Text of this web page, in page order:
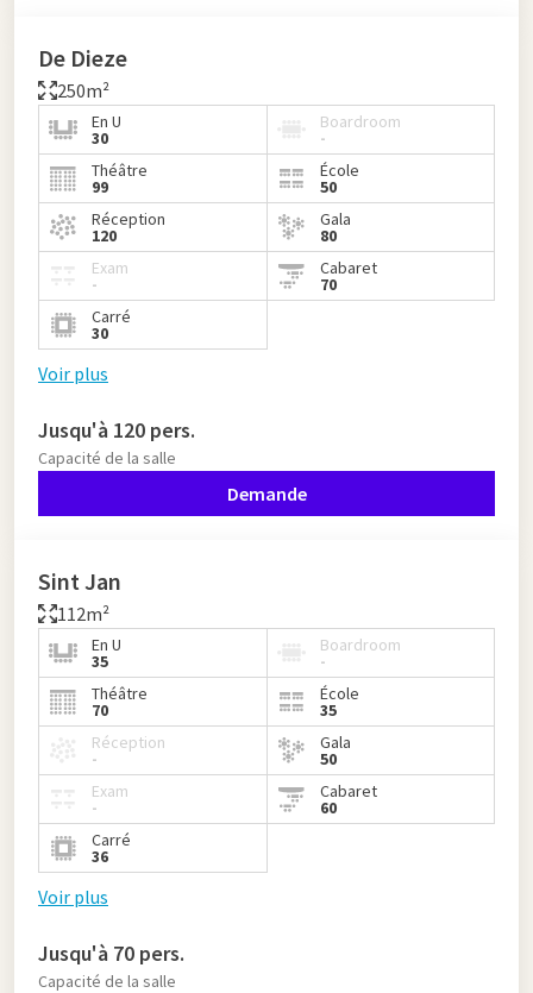
De Dieze
250m²
En U
30
Boardroom
-
Théâtre
99
École
50
Réception
120
Gala
80
Exam
-
Cabaret
70
Carré
30
Voir plus
Jusqu'à 120 pers.
Capacité de la salle
Demande
Sint Jan
112m²
En U
35
Boardroom
-
Théâtre
70
École
35
Réception
-
Gala
50
Exam
-
Cabaret
60
Carré
36
Voir plus
Jusqu'à 70 pers.
Capacité de la salle